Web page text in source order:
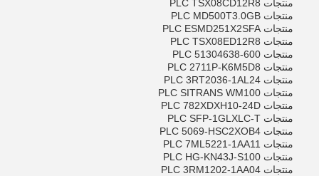
منتجات PLC TSX08CD12R8
منتجات PLC MD500T3.0GB
منتجات PLC ESMD251X2SFA
منتجات PLC TSX08ED12R8
منتجات PLC 51304638-600
منتجات PLC 2711P-K6M5D8
منتجات PLC 3RT2036-1AL24
منتجات PLC SITRANS WM100
منتجات PLC 782XDXH10-24D
منتجات PLC SFP-1GLXLC-T
منتجات PLC 5069-HSC2XOB4
منتجات PLC 7ML5221-1AA11
منتجات PLC HG-KN43J-S100
منتجات PLC 3RM1202-1AA04